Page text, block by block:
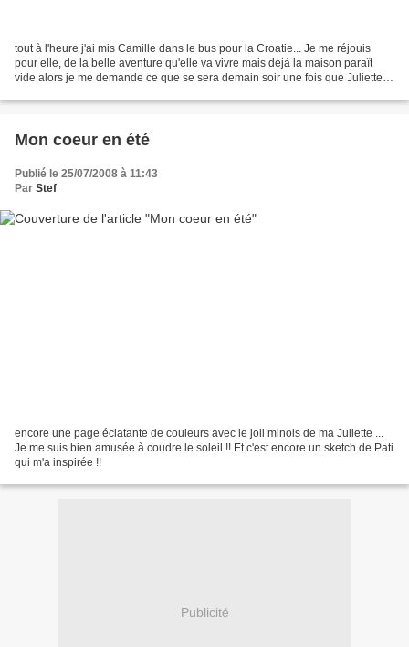
tout à l'heure j'ai mis Camille dans le bus pour la Croatie... Je me réjouis
pour elle, de la belle aventure qu'elle va vivre mais déjà la maison paraît
vide alors je me demande ce que se sera demain soir une fois que Juliette
Mon coeur en été
Publié le 25/07/2008 à 11:43
Par Stef
encore une page éclatante de couleurs avec le joli minois de ma Juliette ...
Je me suis bien amusée à coudre le soleil !! Et c'est encore un sketch de Pati
qui m'a inspirée !!
Publicité